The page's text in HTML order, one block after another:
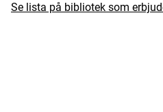
Se lista på bibliotek som